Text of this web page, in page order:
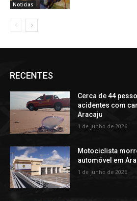
Noticias
RECENTES
Cerca de 44
acidentes com
Aracaju
1 de junho de 2026
Motociclista
automóvel em
1 de junho de 2026